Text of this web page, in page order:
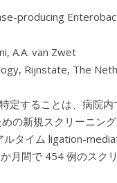
producing
A.A. van Zwet
Rijnstate, The
することは、病院内
の新規スクリーニン
タイム ligation-
月間で 454 例のスク